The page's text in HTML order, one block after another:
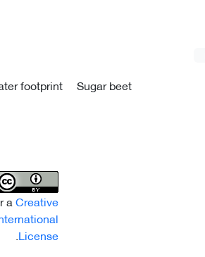
footprint
Sugar beet
aCreative
License
.